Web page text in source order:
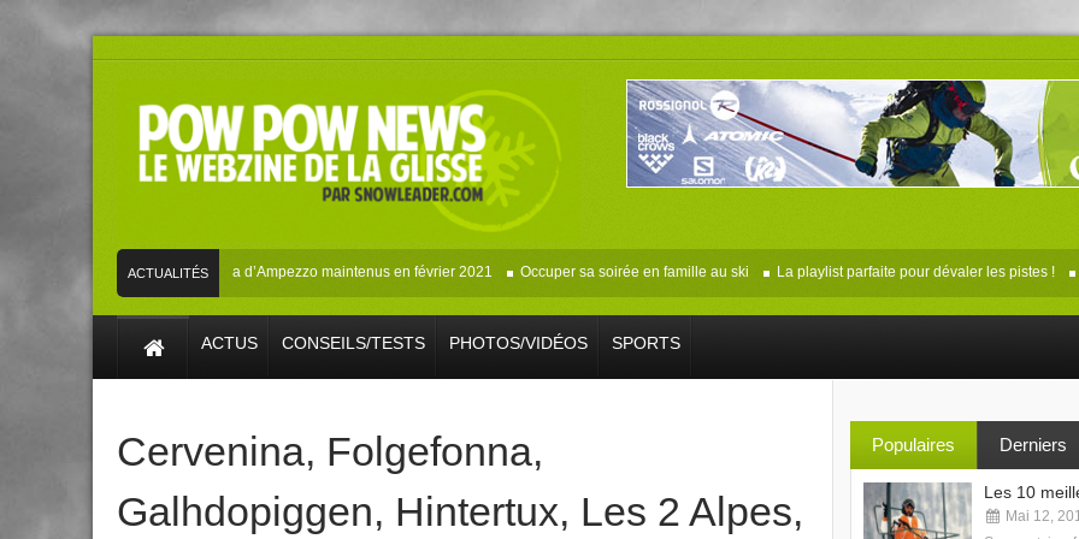
ACTUALITÉS
SKI/SNOW
de ski alpin de Cortina d’Ampezzo maintenus en février 2021 Occuper sa soirée en famille au ski La playlist parfaite pour dévaler les pistes !
ACTUS CONSEILS/TESTS PHOTOS/VIDÉOS SPORTS
Cervenina, Folgefonna,
Galhdopiggen, Hintertux, Les 2 Alpes,
Populaires Derniers
Les 10
Mai 12,